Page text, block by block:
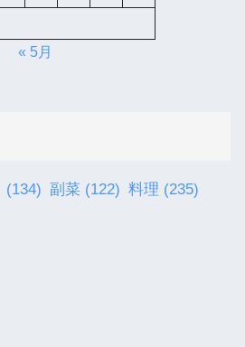
« 5月
(134) 副菜 (122) 料理 (235)